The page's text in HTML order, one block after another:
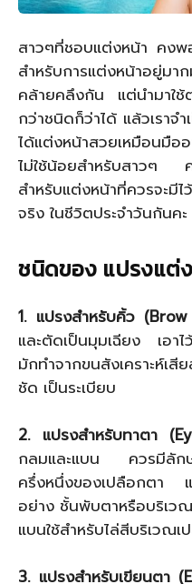
สาวๆที่ชอบแต่งหน้า คงพ
สำหรับการแต่งหน้าอ
คล้ายคลึงกัน แต่นำมาใ
กว่าชนิดก็ว่าได้ แล้วเราจ
ได้แต่งหน้าสวยเหมือนมือ
ไม่ใช้น้อยสำหรับสาวๆ ค
สำหรับแต่งหน้าที่ควรจะมีไ
จริง ในชีวิตประจำวันกันคะ
ชนิดของ แปรงแต่
1. แปรงสำหรับคิ้ว
และตัดเป็นมุมเฉียง เอา
มักทำจากขนสังเคราะห์เ
ชัด เป็นระเบียบ
2. แปรงสำหรับทาตา
กลมและแบน ควรมีลัก
ครึ่งหนึ่งของเปลือกตา แ
อย่าง ชั้นพับตาหรือบริเว
แบนใช้สำหรับไล่สีบริเวณเ
3. แปรงสำหรับเขียนตา